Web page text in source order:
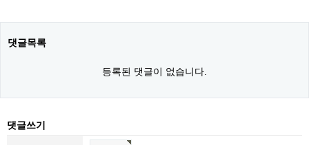
댓글목록
등록된 댓글이 없습니다.
댓글쓰기